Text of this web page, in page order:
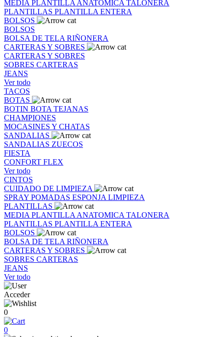
MEDIA PLANTILLA ANATOMICA TALONERA
PLANTILLAS PLANTILLA ENTERA
BOLSOS
BOLSOS
BOLSA DE TELA RIÑONERA
CARTERAS Y SOBRES
CARTERAS Y SOBRES
SOBRES CARTERAS
JEANS
Ver todo
TACOS
BOTAS
BOTIN BOTA TEJANAS
CHAMPIONES
MOCASINES Y CHATAS
SANDALIAS
SANDALIAS ZUECOS
FIESTA
CONFORT FLEX
Ver todo
CINTOS
CUIDADO DE LIMPIEZA
SPRAY POMADAS ESPONJA LIMPIEZA
PLANTILLAS
MEDIA PLANTILLA ANATOMICA TALONERA
PLANTILLAS PLANTILLA ENTERA
BOLSOS
BOLSA DE TELA RIÑONERA
CARTERAS Y SOBRES
SOBRES CARTERAS
JEANS
Ver todo
Acceder
0
0